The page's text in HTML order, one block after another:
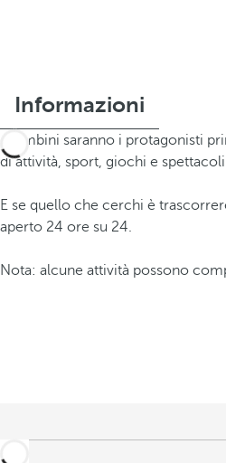
Informazioni
I bambini saranno i protagonisti
di attività, sport, giochi e
E se quello che cerchi è
aperto 24 ore su 24.
Nota: alcune attività possono